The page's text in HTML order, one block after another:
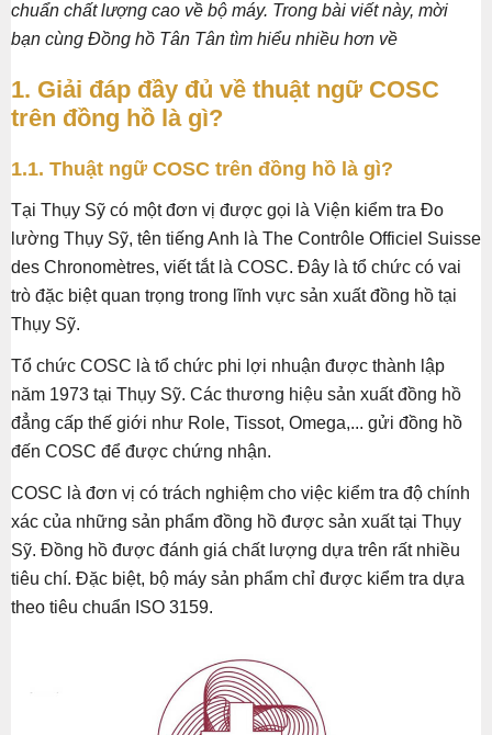
chuẩn chất lượng cao về bộ máy. Trong bài viết này, mời
bạn cùng Đồng hồ Tân Tân tìm hiểu nhiều hơn về
1. Giải đáp đầy đủ về thuật ngữ COSC
trên đồng hồ là gì?
1.1. Thuật ngữ COSC trên đồng hồ là gì?
Tại Thụy Sỹ có một đơn vị được gọi là Viện kiểm tra Đo
lường Thụy Sỹ, tên tiếng Anh là The Contrôle Officiel Suisse
des Chronomètres, viết tắt là COSC. Đây là tổ chức có vai
trò đặc biệt quan trọng trong lĩnh vực sản xuất đồng hồ tại
Thụy Sỹ.
Tổ chức COSC là tổ chức phi lợi nhuận được thành lập
năm 1973 tại Thụy Sỹ. Các thương hiệu sản xuất đồng hồ
đẳng cấp thế giới như Role, Tissot, Omega,... gửi đồng hồ
đến COSC để được chứng nhận.
COSC là đơn vị có trách nghiệm cho việc kiểm tra độ chính
xác của những sản phẩm đồng hồ được sản xuất tại Thụy
Sỹ. Đồng hồ được đánh giá chất lượng dựa trên rất nhiều
tiêu chí. Đặc biệt, bộ máy sản phẩm chỉ được kiểm tra dựa
theo tiêu chuẩn ISO 3159.